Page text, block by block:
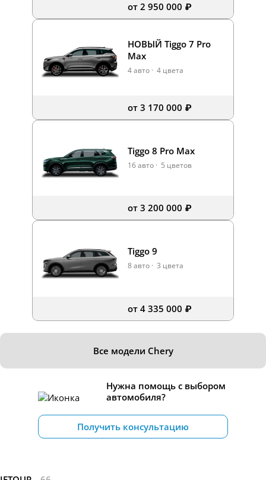
от 2 950 000 ₽
НОВЫЙ Tiggo 7 Pro
Max
4 авто · 4 цвета
от 3 170 000 ₽
Tiggo 8 Pro Max
16 авто · 5 цветов
от 3 200 000 ₽
Tiggo 9
8 авто · 3 цвета
от 4 335 000 ₽
Все модели Chery
Нужна помощь с выбором
автомобиля?
Получить консультацию